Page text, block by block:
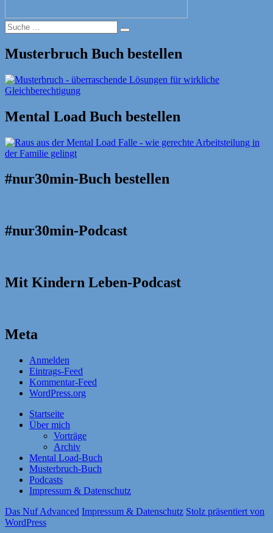
Suche
nach:
Suche
Musterbruch Buch bestellen
Mental Load Buch bestellen
#nur30min-Buch bestellen
#nur30min-Podcast
Mit Kindern Leben-Podcast
Meta
Anmelden
Eintrags-Feed
Kommentar-Feed
WordPress.org
Startseite
Über mich
Vorträge
Archiv
Mental Load-Buch
Musterbruch-Buch
Podcasts
Impressum & Datenschutz
Das Nuf Advanced Impressum & Datenschutz Stolz präsentiert von
WordPress